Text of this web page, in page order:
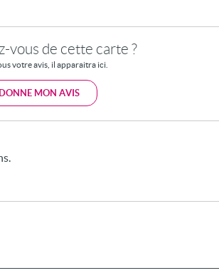
vous de cette carte ?
votre avis, il apparaitra ici.
MON AVIS